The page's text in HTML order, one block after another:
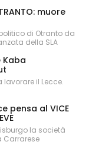
muore
di Otranto da
della SLA
Kaba
lavorare il Lecce.
pensa al VICE
la società
Carrarese